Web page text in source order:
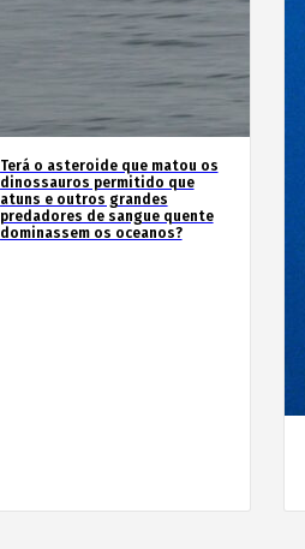
Terá o asteroide que matou os
dinossauros permitido que
atuns e outros grandes
predadores de sangue quente
dominassem os oceanos?